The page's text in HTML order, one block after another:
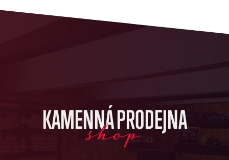
KAMENNÁ PRODEJNA
shop